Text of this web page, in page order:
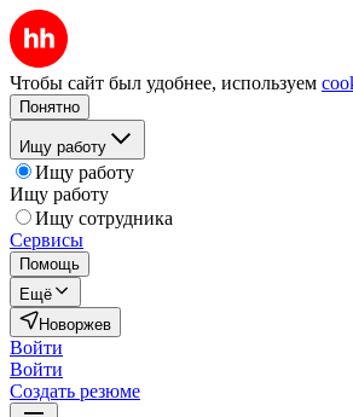
Чтобы сайт был удобнее, используем
Понятно
Ищу работу
Ищу работу
Ищу работу
Ищу сотрудника
Сервисы
Помощь
Ещё
Новоржев
Войти
Войти
Создать резюме